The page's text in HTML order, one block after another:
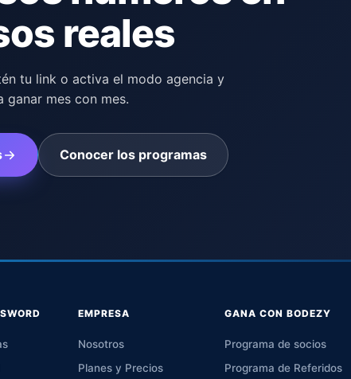
reales
tu link o activa el modo agencia y
ganar mes con mes.
Conocer los programas
EMPRESA
Nosotros
Planes y Precios
GANA CON BODEZY
Programa de socios
Programa de Referidos